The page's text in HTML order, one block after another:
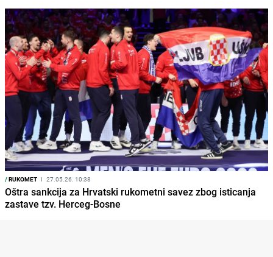
/RUKOMET I 27.05.26. 10:38
Oštra sankcija za Hrvatski rukometni savez zbog isticanja
zastave tzv. Herceg-Bosne